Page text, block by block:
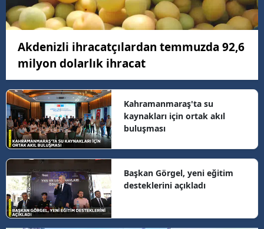
Akdenizli ihracatçılardan temmuzda 92,6
milyon dolarlık ihracat
Kahramanmaraş'ta su
kaynakları için ortak akıl
buluşması
Başkan Görgel, yeni eğitim
desteklerini açıkladı